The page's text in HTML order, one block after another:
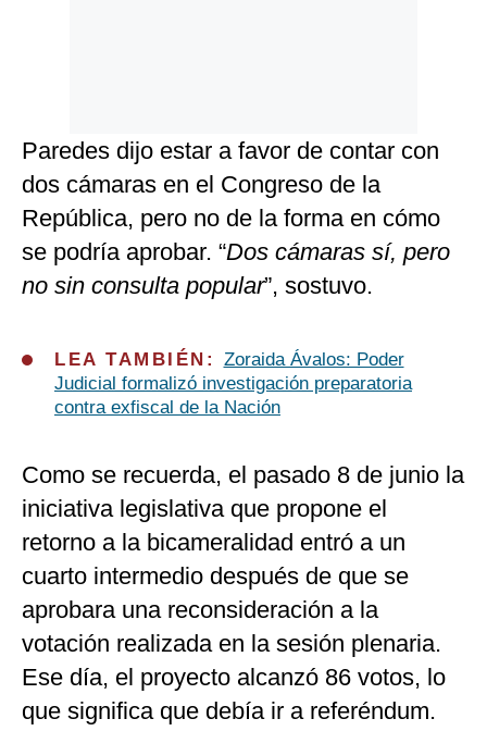
Paredes dijo estar a favor de contar con
dos cámaras en el Congreso de la
República, pero no de la forma en cómo
se podría aprobar. “Dos cámaras sí, pero
no sin consulta popular”, sostuvo.
LEA TAMBIÉN: Zoraida Ávalos: Poder
Judicial formalizó investigación preparatoria
contra exfiscal de la Nación
Como se recuerda, el pasado 8 de junio la
iniciativa legislativa que propone el
retorno a la bicameralidad entró a un
cuarto intermedio después de que se
aprobara una reconsideración a la
votación realizada en la sesión plenaria.
Ese día, el proyecto alcanzó 86 votos, lo
que significa que debía ir a referéndum.